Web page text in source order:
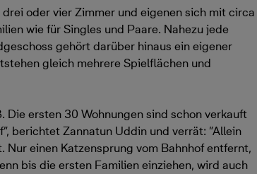
oder vier Zimmer und eigenen sich mit circa
wie für Singles und Paare. Nahezu jede
gehört darüber hinaus ein eigener
gleich mehrere Spielflächen und
Die ersten 30 Wohnungen sind schon verkauft
berichtet Zannatun Uddin und verrät: ”Allein
einen Katzensprung vom Bahnhof entfernt,
bis die ersten Familien einziehen, wird auch